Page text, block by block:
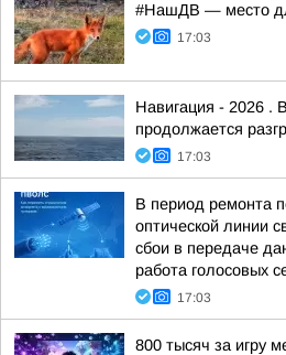
#НашДВ — место
17:03
Навигация - 2026 .
продолжается
17:03
В период ремонта
оптической линии
сбои в передаче
работа голосовых
17:03
800 тысяч за игру